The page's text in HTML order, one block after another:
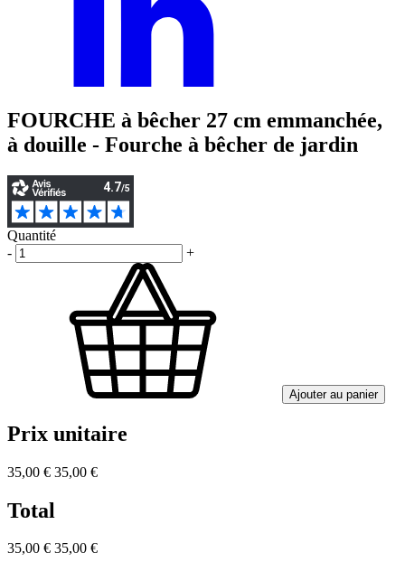
FOURCHE à bêcher 27 cm emmanchée,
à douille - Fourche à bêcher de jardin
Quantité
-
+
Ajouter au panier
Prix unitaire
35,00 € 35,00 €
Total
35,00 € 35,00 €